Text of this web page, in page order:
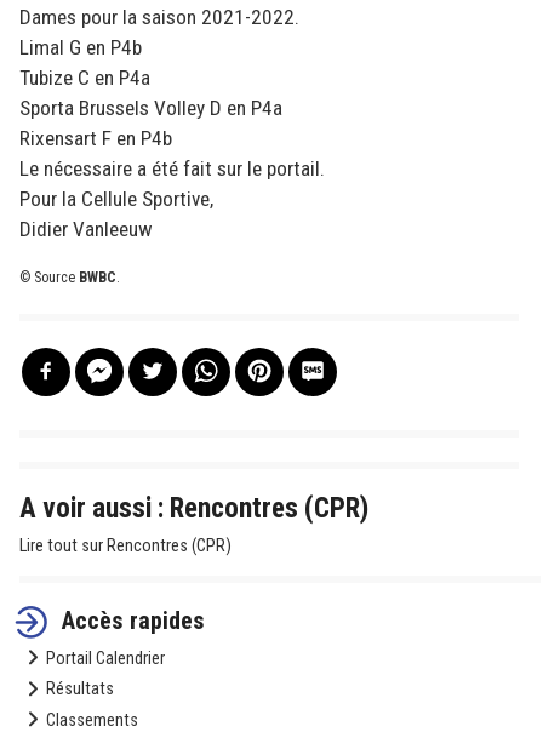
Dames pour la saison 2021-2022.
Limal G en P4b
Tubize C en P4a
Sporta Brussels Volley D en P4a
Rixensart F en P4b
Le nécessaire a été fait sur le portail.
Pour la Cellule Sportive,
Didier Vanleeuw
© Source BWBC
A voir aussi : Rencontres (CPR)
Lire tout sur Rencontres (CPR)
Accès rapides
Portail Calendrier
Résultats
Classements